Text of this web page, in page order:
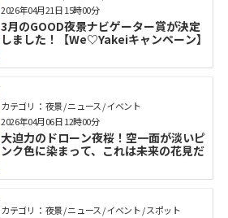
3月のGOOD夜景ナビゲーター賞が決定
しました！【We♡Yakeiキャンペーン】
2026年04月21日 15時00分
カテゴリ： 夜景 / ニュース / イベント
大迫力のドローン夜桜！空一面が淡いピ
ンク色に染まって、これは未来の花見だ
2026年04月06日 12時00分
カテゴリ： 夜景 / ニュース / イベント / スポット